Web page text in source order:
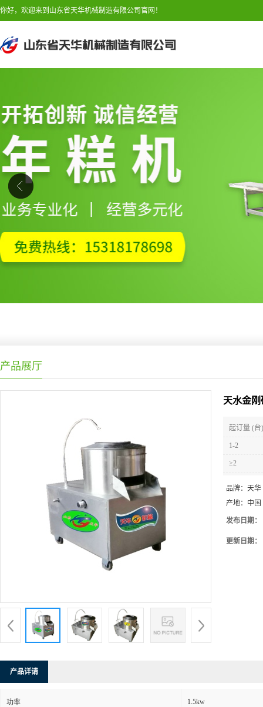
你好，欢迎来到山东省天华机械制造有限公司官网！
产品展厅
天水金
起订量 (台)
1-2
≥2
品牌： 天华
产地： 中国
发布日期：
更新日期：
产品详请
功率 1.5kw